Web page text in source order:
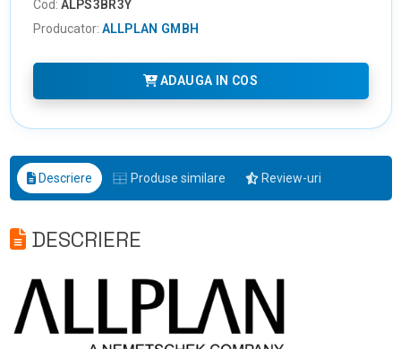
Cod: ALPS3BR3Y
Producator: ALLPLAN GMBH
ADAUGA IN COS
Descriere Produse similare Review-uri
DESCRIERE